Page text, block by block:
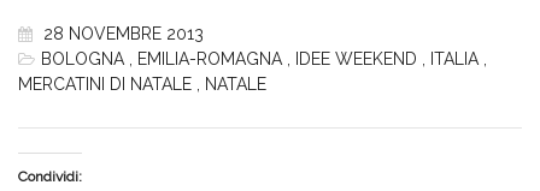
28 NOVEMBRE 2013
BOLOGNA
EMILIA-ROMAGNA IDEE WEEKEND ITALIA
MERCATINI DI NATALE
NATALE
Condividi: